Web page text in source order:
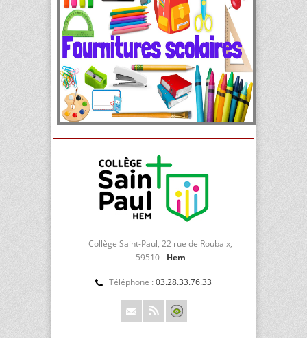
Collège Saint-Paul, 22 rue de Roubaix,
59510 - Hem
Téléphone : 03.28.33.76.33